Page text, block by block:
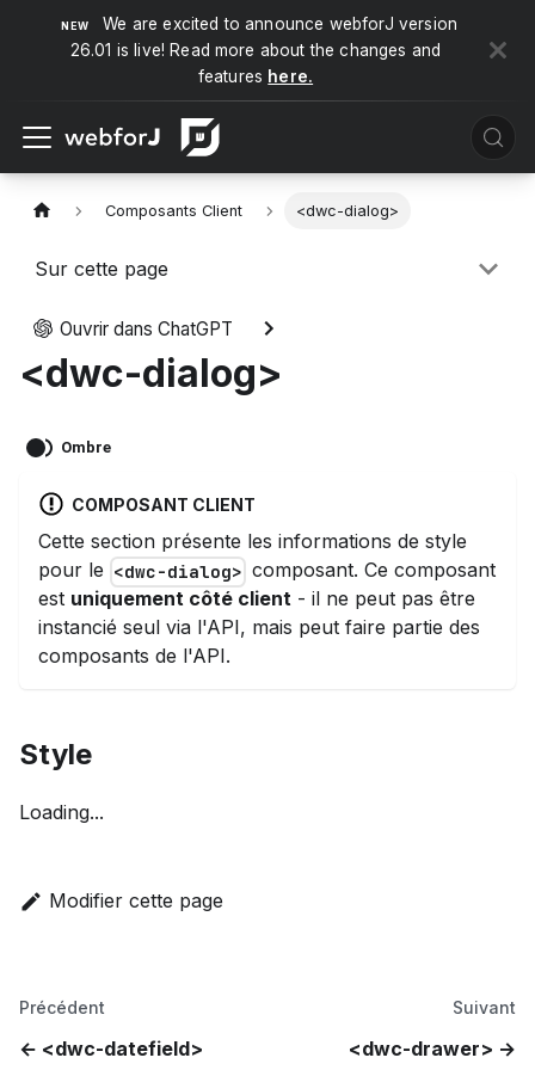
We are excited to announce webforJ version
26.01 is live! Read more about the changes and
features here.
Composants Client <dwc-dialog>
Sur cette page
<dwc-dialog>
Ouvrir dans ChatGPT
Ombre
COMPOSANT CLIENT
Cette section présente les informations de style
pour le <dwc-dialog> composant. Ce composant
est uniquement côté client - il ne peut pas être
instancié seul via l'API, mais peut faire partie des
composants de l'API.
Style
Loading...
Modifier cette page
Précédent
<dwc-datefield>
Suivant
<dwc-drawer>